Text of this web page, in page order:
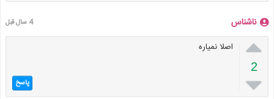
ناشناس 4 سال قبل

2

اصلا نمیاره
پاسخ